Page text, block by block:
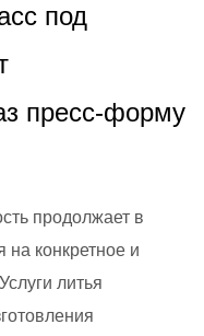
под
пресс-форму
продолжает в
на конкретное и
литья